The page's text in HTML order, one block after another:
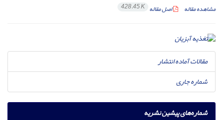
مشاهده مقاله اصل مقاله 428.45 K
مقالات آماده انتشار
شماره جاری
شماره‌های پیشین نشریه